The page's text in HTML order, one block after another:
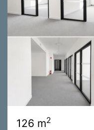
126 m2